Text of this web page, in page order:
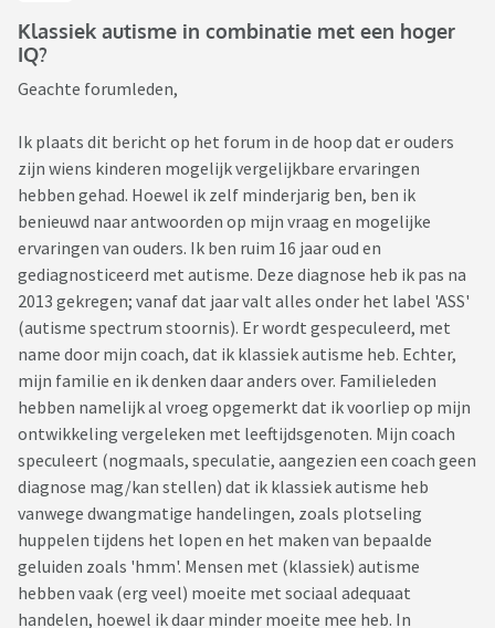
Klassiek autisme in combinatie met een hoger
IQ?
Geachte forumleden,
Ik plaats dit bericht op het forum in de hoop dat er ouders
zijn wiens kinderen mogelijk vergelijkbare ervaringen
hebben gehad. Hoewel ik zelf minderjarig ben, ben ik
benieuwd naar antwoorden op mijn vraag en mogelijke
ervaringen van ouders. Ik ben ruim 16 jaar oud en
gediagnosticeerd met autisme. Deze diagnose heb ik pas na
2013 gekregen; vanaf dat jaar valt alles onder het label 'ASS'
(autisme spectrum stoornis). Er wordt gespeculeerd, met
name door mijn coach, dat ik klassiek autisme heb. Echter,
mijn familie en ik denken daar anders over. Familieleden
hebben namelijk al vroeg opgemerkt dat ik voorliep op mijn
ontwikkeling vergeleken met leeftijdsgenoten. Mijn coach
speculeert (nogmaals, speculatie, aangezien een coach geen
diagnose mag/kan stellen) dat ik klassiek autisme heb
vanwege dwangmatige handelingen, zoals plotseling
huppelen tijdens het lopen en het maken van bepaalde
geluiden zoals 'hmm'. Mensen met (klassiek) autisme
hebben vaak (erg veel) moeite met sociaal adequaat
handelen, hoewel ik daar minder moeite mee heb. In